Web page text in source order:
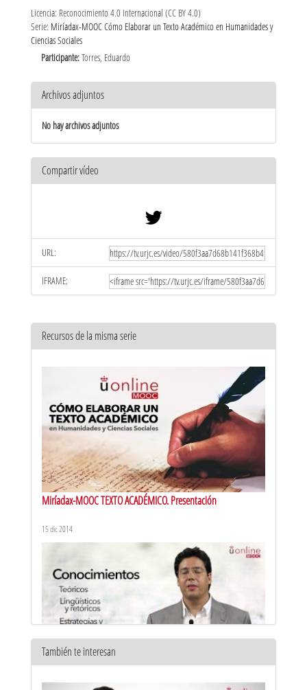
Licencia: Reconocimiento 4.0 Internacional (CC BY 4.0)
Serie: Miríadax-MOOC Cómo Elaborar un Texto Académico en Humanidades y
Ciencias Sociales
Participante:Torres, Eduardo
Archivos adjuntos
No hay archivos adjuntos
Compartir vídeo
URL:
IFRAME:
Recursos de la misma serie
Miríadax-MOOC TEXTO ACADÉMICO. Presentación
15 dic 2014
También te interesan